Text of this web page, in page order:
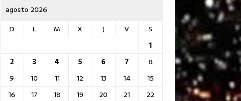
agosto 2026
D
L M X J V
S
1
2
3 4 5 6 7
8
9
10 11 12 13 14
15
16
17 18 19 20 21
22